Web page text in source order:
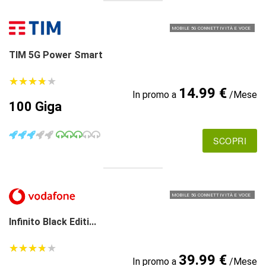
MOBILE 5G CONNETTIVITÀ E VOCE
TIM 5G Power Smart
★★★★★
★★★★★
100 Giga
In promo a 14.99 €/Mese
SCOPRI
MOBILE 5G CONNETTIVITÀ E VOCE
Infinito Black Editi...
★★★★★
★★★★★
In promo a 39.99 €/Mese